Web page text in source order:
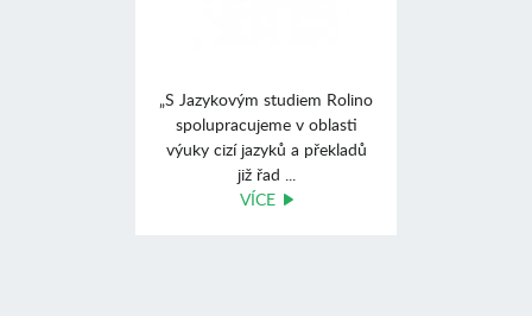
„S Jazykovým studiem Rolino
spolupracujeme v oblasti
výuky cizí jazyků a překladů
již řad ...
VÍCE